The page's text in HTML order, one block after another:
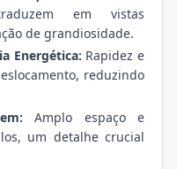
em vistas
de grandiosidade.
Energética: Rapidez e
reduzindo
Amplo espaço e
um detalhe crucial